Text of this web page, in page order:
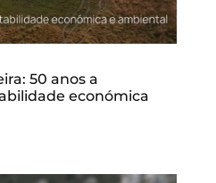
50 anos a
económica